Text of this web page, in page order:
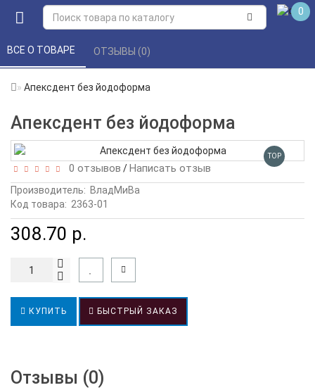
0
Апексдент без йодоформа
Апексдент без йодоформа
ВСЕ О ТОВАРЕ ОТЗЫВЫ (0)
TOP
0 отзывов /Написать отзыв
Производитель: ВладМиВа
Код товара: 2363-01
308.70 р.
КУПИТЬ БЫСТРЫЙ ЗАКАЗ
Отзывы (0)